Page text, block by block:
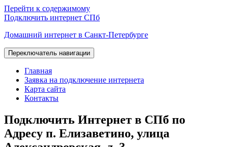
Перейти к содержимому
Подключить интернет СПб
Домашний интернет в Санкт-Петербурге
Переключатель навигации
Главная
Заявка на подключение интернета
Карта сайта
Контакты
Подключить Интернет в СПб по
Адресу п. Елизаветино, улица